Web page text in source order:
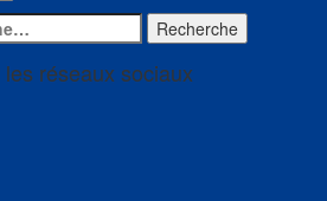
Recherche
réseaux sociaux